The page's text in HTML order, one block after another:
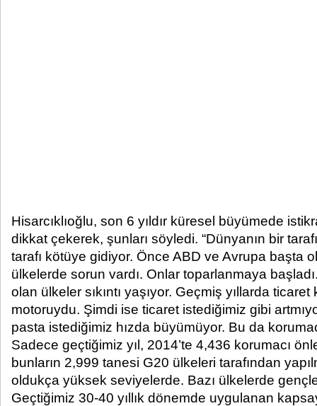
Hisarcıklıoğlu, son 6 yıldır küresel büyümede
dikkat çekerek, şunları söyledi. “Dünyanın bir
tarafı kötüye gidiyor. Önce ABD ve Avrupa başta
ülkelerde sorun vardı. Onlar toparlanmaya
olan ülkeler sıkıntı yaşıyor. Geçmiş yıllarda
motoruydu. Şimdi ise ticaret istediğimiz gibi
pasta istediğimiz hızda büyümüyor. Bu da
Sadece geçtiğimiz yıl, 2014’te 4,436 korumacı
bunların 2,999 tanesi G20 ülkeleri tarafından
oldukça yüksek seviyelerde. Bazı ülkelerde
Geçtiğimiz 30-40 yıllık dönemde uygulanan